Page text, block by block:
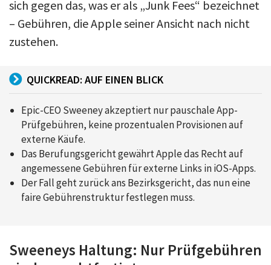
sich gegen das, was er als „Junk Fees“ bezeichnet
– Gebühren, die Apple seiner Ansicht nach nicht
zustehen.
QUICKREAD: AUF EINEN BLICK
Epic-CEO Sweeney akzeptiert nur pauschale App-
Prüfgebühren, keine prozentualen Provisionen auf
externe Käufe.
Das Berufungsgericht gewährt Apple das Recht auf
angemessene Gebühren für externe Links in iOS-Apps.
Der Fall geht zurück ans Bezirksgericht, das nun eine
faire Gebührenstruktur festlegen muss.
Sweeneys Haltung: Nur Prüfgebühren